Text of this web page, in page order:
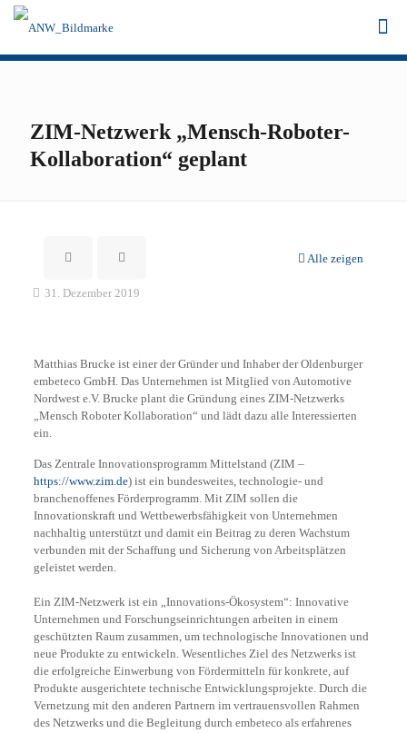
ZIM-Netzwerk „Mensch-Roboter-
Kollaboration“ geplant
Alle zeigen
31. Dezember 2019
Matthias Brucke ist einer der Gründer und Inhaber der Oldenburger
embeteco GmbH. Das Unternehmen ist Mitglied von Automotive
Nordwest e.V. Brucke plant die Gründung eines ZIM-Netzwerks
„Mensch Roboter Kollaboration“ und lädt dazu alle Interessierten
ein.
Das Zentrale Innovationsprogramm Mittelstand (ZIM –
https://www.zim.de) ist ein bundesweites, technologie- und
branchenoffenes Förderprogramm. Mit ZIM sollen die
Innovationskraft und Wettbewerbsfähigkeit von Unternehmen
nachhaltig unterstützt und damit ein Beitrag zu deren Wachstum
verbunden mit der Schaffung und Sicherung von Arbeitsplätzen
geleistet werden.
Ein ZIM-Netzwerk ist ein „Innovations-Ökosystem“: Innovative
Unternehmen und Forschungseinrichtungen arbeiten in einem
geschützten Raum zusammen, um technologische Innovationen und
neue Produkte zu entwickeln. Wesentliches Ziel des Netzwerks ist
die erfolgreiche Einwerbung von Fördermitteln für konkrete, auf
Produkte ausgerichtete technische Entwicklungsprojekte. Durch die
Vernetzung mit den anderen Partnern im vertrauensvollen Rahmen
des Netzwerks und die Begleitung durch embeteco als erfahrenes